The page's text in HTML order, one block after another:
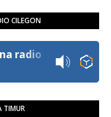
CILEGON
radio
TIMUR